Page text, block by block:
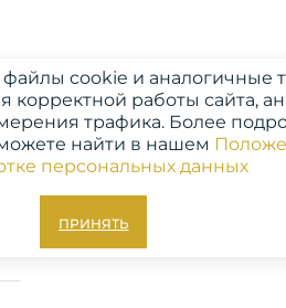
cookie и аналогичные
корректной работы сайта,
трафика. Более
найти в нашем
персональных данных
ПРИНЯТЬ